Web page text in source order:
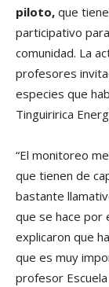
piloto, que
participativo
comunidad. La
profesores
especies que
Tinguiririca
“El monitoreo
que tienen de
bastante
que se hace por
explicaron que
que es muy
profesor